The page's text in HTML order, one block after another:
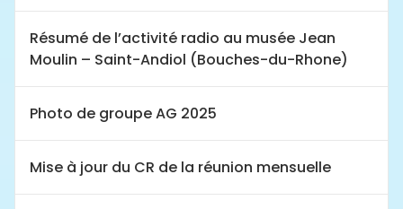
Résumé de l’activité radio au musée Jean
Moulin – Saint-Andiol (Bouches-du-Rhone)
Photo de groupe AG 2025
Mise à jour du CR de la réunion mensuelle